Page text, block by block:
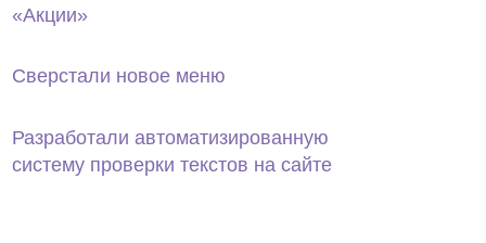
«Акции»
Сверстали новое меню
Разработали автоматизированную
систему проверки текстов на сайте